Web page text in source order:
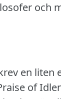
och
en liten
of